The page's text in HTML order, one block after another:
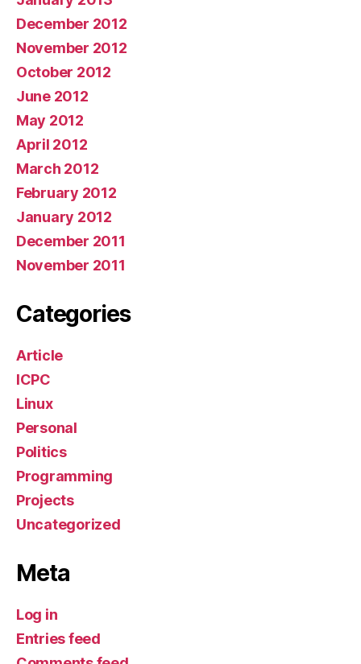
December 2012
November 2012
October 2012
June 2012
May 2012
April 2012
March 2012
February 2012
January 2012
December 2011
November 2011
Categories
Article
ICPC
Linux
Personal
Politics
Programming
Projects
Uncategorized
Meta
Log in
Entries feed